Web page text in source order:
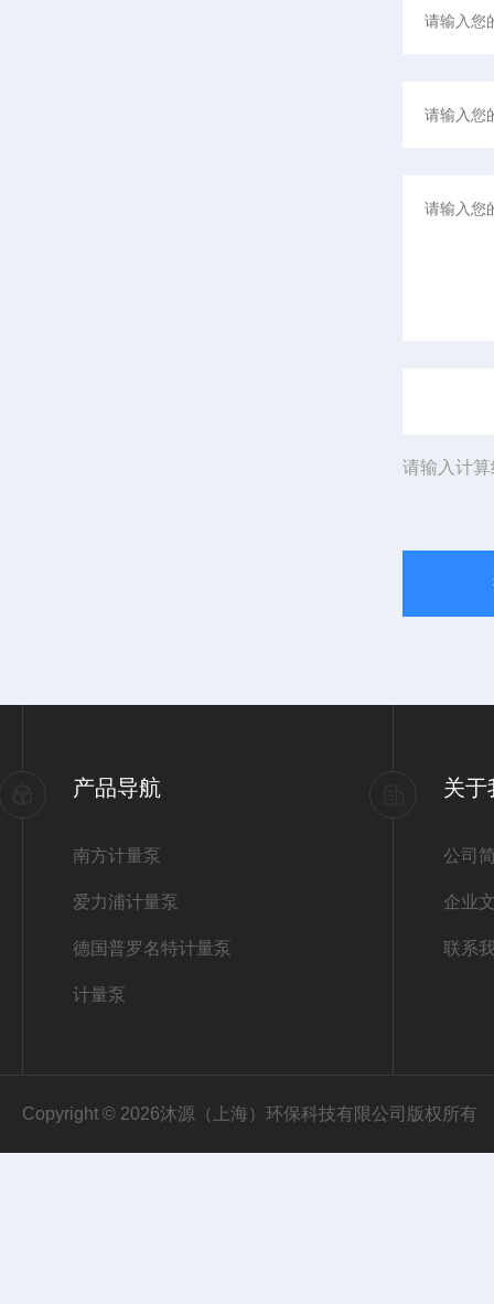
请输入计
产品导航
南方计量泵
爱力浦计量泵
德国普罗名特计量泵
计量泵
关于
公司
企业
联系
Copyright © 2026沐源（上海）环保科技有限公司版权所有